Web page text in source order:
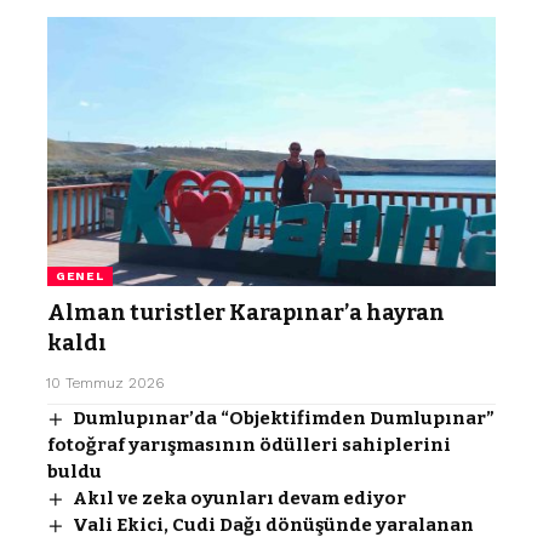
GENEL
Alman turistler Karapınar’a hayran
kaldı
10 Temmuz 2026
Dumlupınar’da “Objektifimden Dumlupınar”
fotoğraf yarışmasının ödülleri sahiplerini
buldu
Akıl ve zeka oyunları devam ediyor
Vali Ekici, Cudi Dağı dönüşünde yaralanan